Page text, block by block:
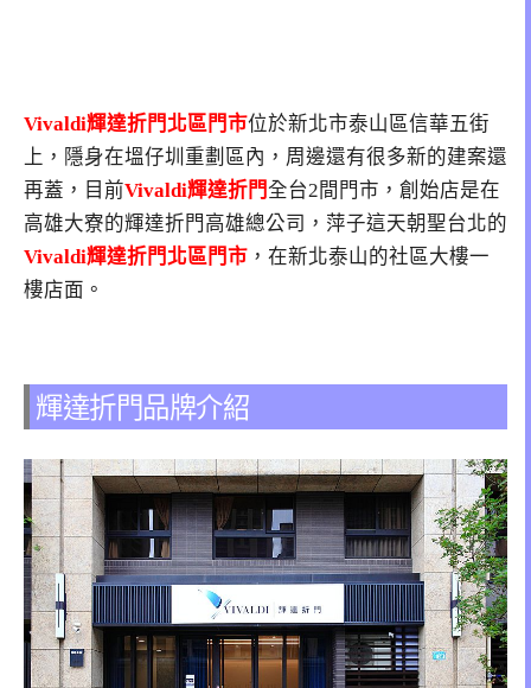
Vivaldi輝達折門北區門市位於新北市泰山區信華五街
上 ，隱身在塭仔圳重劃區內，周邊還有很多新的建案還
再蓋，目前Vivaldi輝達折門全台2間門市，創始店是在
高雄大寮的輝達折門高雄總公司，萍子這天朝聖台北的
Vivaldi輝達折門北區門市 ，在新北泰山的社區大樓一
樓店面。
輝達折門品牌介紹